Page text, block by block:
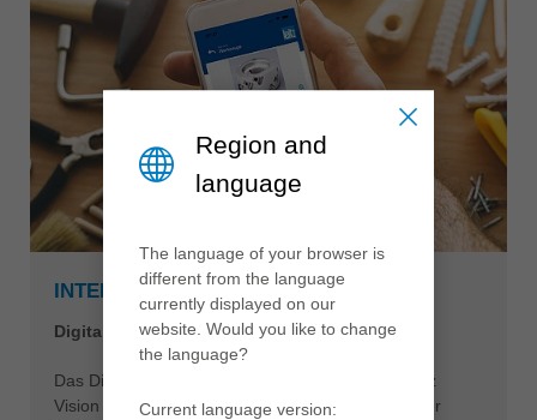
INTELLIGENTE LÖSUNGEN
Digitalisierung zum Anfassen
Das Dienstleistungskonzept LeitzXPert ist die Leitz
Vision von einer sinnhaften Verknüpfung bewährter
Region and
language
The language of your browser is
different from the language
currently displayed on our
website. Would you like to change
the language?
Current language version: